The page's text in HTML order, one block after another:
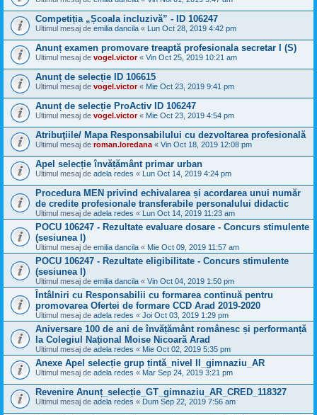
Competiția „Școala incluzivă” - ID 106247
Ultimul mesaj de emilia dancila « Lun Oct 28, 2019 4:42 pm
Anunț examen promovare treaptă profesionala secretar I (S)
Ultimul mesaj de vogel.victor« Vin Oct 25, 2019 10:21 am
Anunț de selecție ID 106615
Ultimul mesaj de vogel.victor« Mie Oct 23, 2019 9:41 pm
Anunț de selecție ProActiv ID 106247
Ultimul mesaj de vogel.victor« Mie Oct 23, 2019 4:54 pm
Atribuţiile/ Mapa Responsabilului cu dezvoltarea profesională
Ultimul mesaj de roman.loredana « Vin Oct 18, 2019 12:08 pm
Apel selecție învățământ primar urban
Ultimul mesaj de adela redes « Lun Oct 14, 2019 4:24 pm
Procedura MEN privind echivalarea și acordarea unui număr
de credite profesionale transferabile personalului didactic
Ultimul mesaj de adela redes « Lun Oct 14, 2019 11:23 am
POCU 106247 - Rezultate evaluare dosare - Concurs stimulente
(sesiunea I)
Ultimul mesaj de emilia dancila « Mie Oct 09, 2019 11:57 am
POCU 106247 - Rezultate eligibilitate - Concurs stimulente
(sesiunea I)
Ultimul mesaj de emilia dancila « Vin Oct 04, 2019 1:50 pm
Întâlniri cu Responsabilii cu formarea continuă pentru
promovarea Ofertei de formare CCD Arad 2019-2020
Ultimul mesaj de adela redes « Joi Oct 03, 2019 1:29 pm
Aniversare 100 de ani de învățământ românesc și performanță
la Colegiul Național Moise Nicoară Arad
Ultimul mesaj de adela redes « Mie Oct 02, 2019 5:35 pm
Anexe Apel selecție grup țintă_nivel II_gimnaziu_AR
Ultimul mesaj de adela redes « Mar Sep 24, 2019 3:21 pm
Revenire Anunț_selecție_GT_gimnaziu_AR_CRED_118327
Ultimul mesaj de adela redes « Dum Sep 22, 2019 7:56 am